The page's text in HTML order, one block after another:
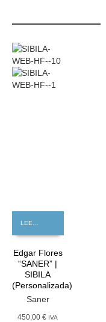
Edgar Flores
“SANER” |
SIBILA
(Personalizada)
Saner
450,00 € IVA